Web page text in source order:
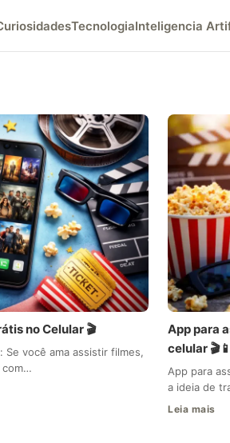
TecnologiaInteligencia
no Celular 🎬
Se você ama assistir filmes,
com…
App para
celular 🎬📱
App para
a ideia de
Leia mais